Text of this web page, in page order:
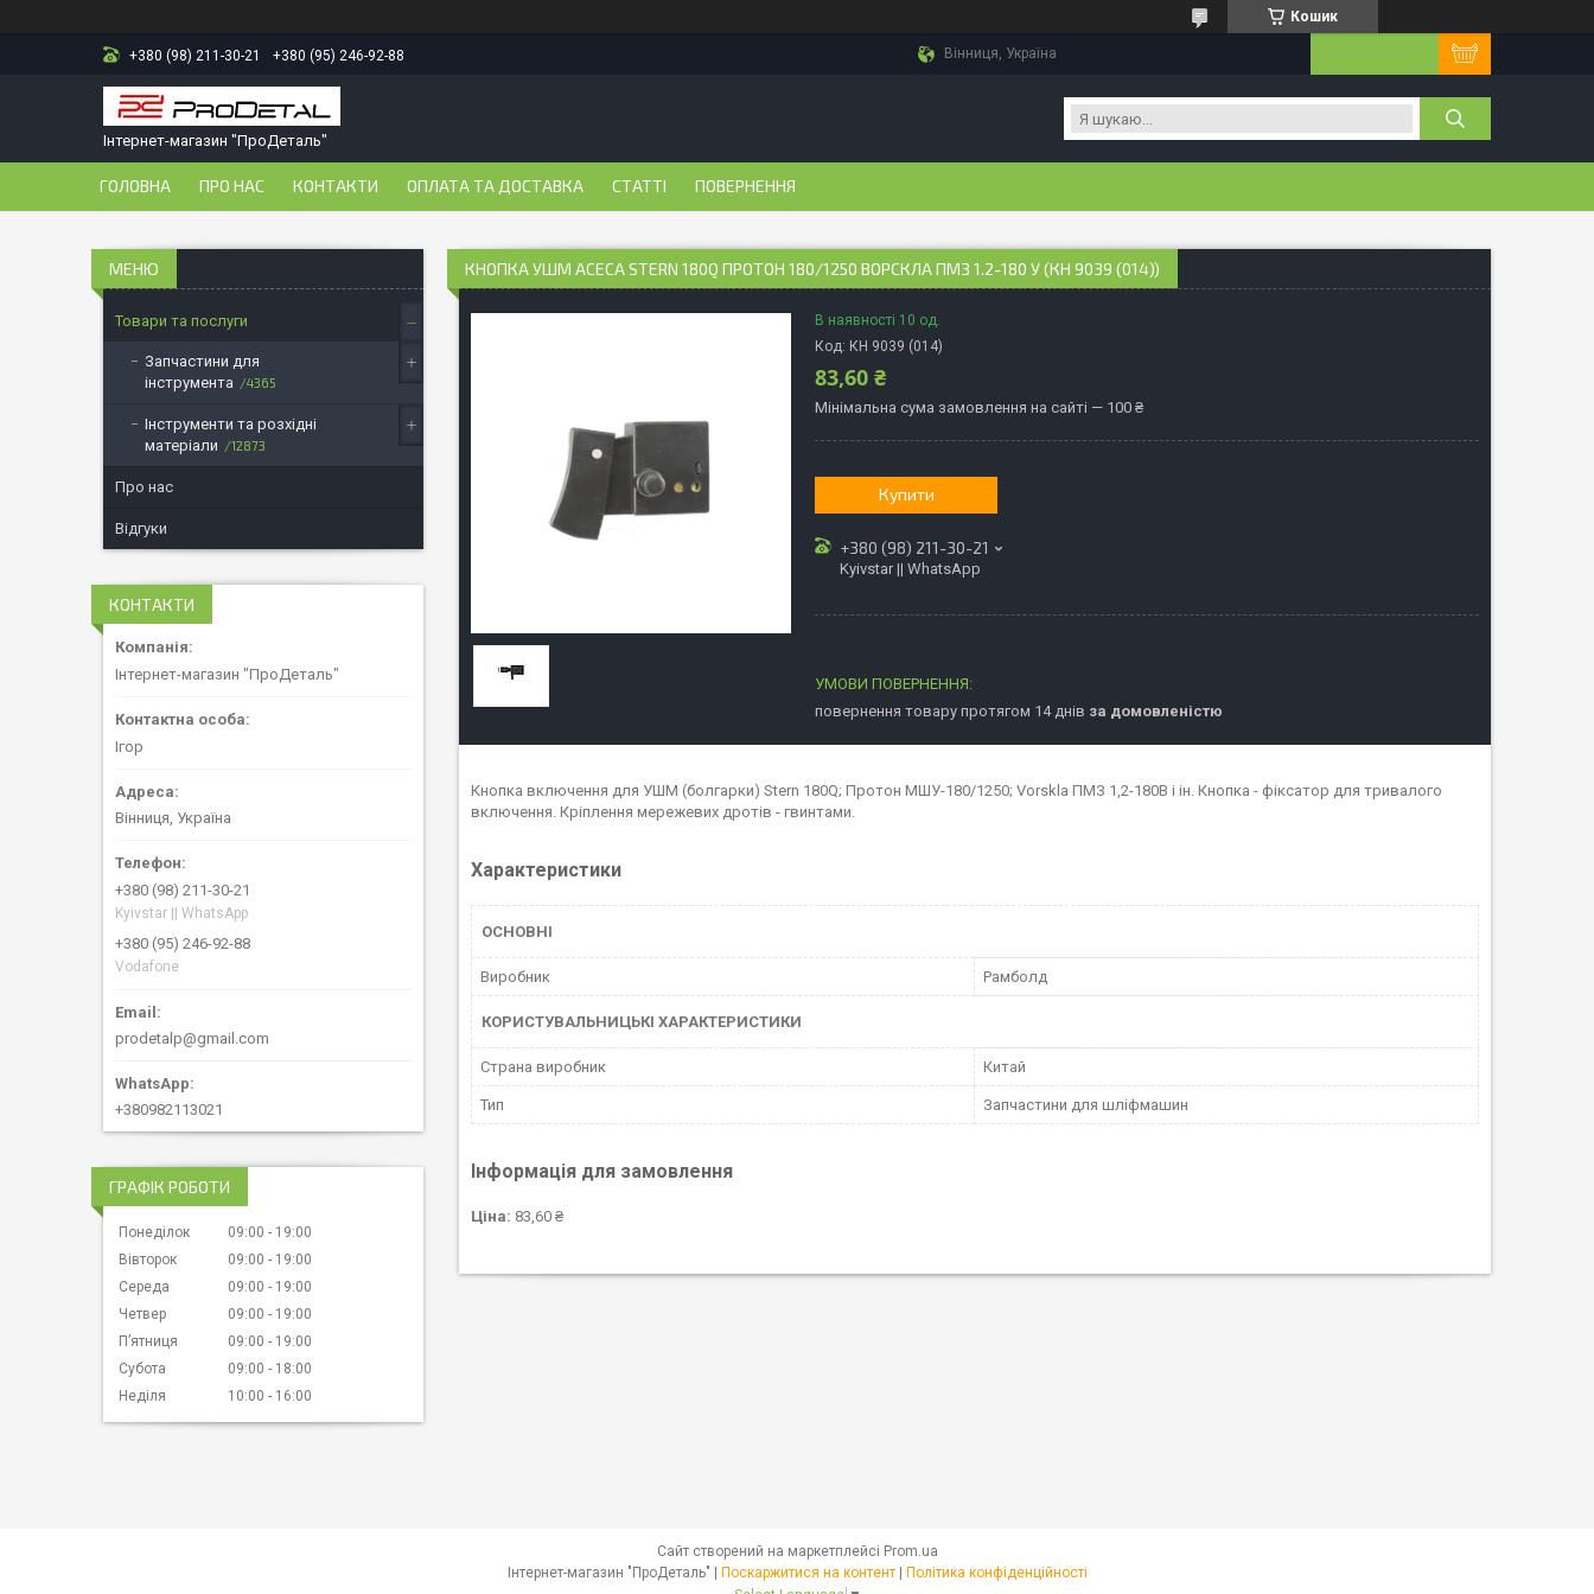
Кошик
+380 (98) 211-30-21 +380 (95) 246-92-88 Вінниця, Україна
Інтернет-магазин "ПроДеталь"
ГОЛОВНА ПРО НАС КОНТАКТИ ОПЛАТА ТА ДОСТАВКА СТАТТІ ПОВЕРНЕННЯ
КНОПКА УШМ АСЕСА STERN 180Q ПРОТОН 180/1250 ВОРСКЛА ПМЗ 1.2-180 У (КН 9039 (014))
В наявності 10 од.
Код: КН 9039 (014)
83,60 ₴
Мінімальна сума замовлення на сайті — 100 ₴
Купити
+380 (98) 211-30-21
Kyivstar || WhatsApp
повернення товару протягом 14 днів за домовленістю
Кнопка включення для УШМ (болгарки) Stern 180Q; Протон МШУ-180/1250; Vorskla ПМЗ 1,2-180В і ін. Кнопка - фіксатор для тривалого
включення. Кріплення мережевих дротів - гвинтами.
Характеристики
ОСНОВНІ
Виробник Рамболд
КОРИСТУВАЛЬНИЦЬКІ ХАРАКТЕРИСТИКИ
Страна виробник Китай
Тип Запчастини для шліфмашин
Інформація для замовлення
Ціна: 83,60 ₴
Товари та послуги
Запчастини для
інструмента
4365
Інструменти та розхідні
матеріали
12873
Про нас
Відгуки
КОНТАКТИ
Інтернет-магазин "ПроДеталь"
Ігор
Вінниця, Україна
+380 (98) 211-30-21
Kyivstar || WhatsApp
+380 (95) 246-92-88
Vodafone
prodetalp@gmail.com
+380982113021
ГРАФІК РОБОТИ
Понеділок 09:00
19:00
Вівторок
09:00
19:00
Середа
09:00
19:00
Четвер
09:00
19:00
Пʼятниця
09:00
19:00
Субота
09:00
18:00
Неділя
10:00 16:00
Сайт створений на маркетплейсі Prom.ua
Поскаржитися на контент
Політика конфіденційності